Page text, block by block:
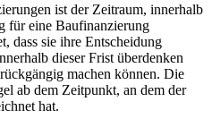
ist der Zeitraum, innerhalb
für eine Baufinanzierung
dass sie ihre Entscheidung
dieser Frist überdenken
machen können. Die
ab dem Zeitpunkt, an dem der
hat.